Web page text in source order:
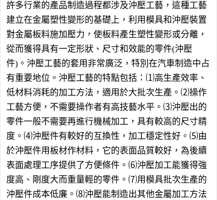
許多行業的產品制造過程都涉及沖壓工藝，這種工藝
建立在金屬塑性變形的基礎上，利用模具和沖壓裝置
對金屬板料施加壓力，使板料產生塑性變形或分離，
從而獲得具有一定形狀、尺寸和效能的零件(沖壓
件)。沖壓工藝的套用非常廣泛，特別在汽車制造中占
有重要地位。沖壓工藝的特點包括：⑴高生產效率、
低材料消耗的加工方法，適用於大批次生產。⑵操作
工藝方便，不需要操作者有高技藝水平。⑶沖壓出的
零件一般不需要再進行機械加工，具有較高的尺寸精
度。⑷沖壓件有較好的互換性，加工穩定性好。⑸由
於沖壓件用板材作材料，它的表面品質較好，為後續
表面處理工序提供了方便條件。⑹沖壓加工能獲得強
度高、剛度大而重量輕的零件。⑺用模具批次生產的
沖壓件成本低廉。⑻沖壓能制造出其他金屬加工方法